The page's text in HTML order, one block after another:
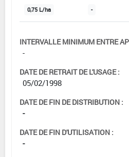
0,75 L/ha -
INTERVALLE MINIMUM ENTRE
-
DATE DE RETRAIT DE L'USAGE :
05/02/1998
DATE DE FIN DE DISTRIBUTION :
-
DATE DE FIN D'UTILISATION :
-